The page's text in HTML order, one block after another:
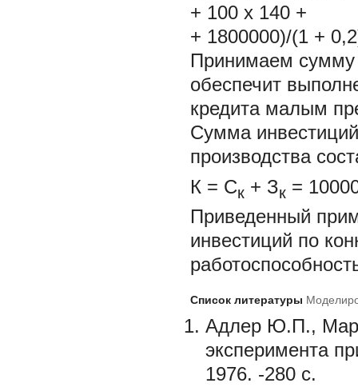
+ 100 х 140 +
+ 1800000)/(1 +
Принимаем сумму
обеспечит
кредита малым
Сумма
производства
К = Ск + Зк =
Приведенный
инвестиций по
Список литературы
Адлер Ю.П.,
эксперимента
1976. -280 с.